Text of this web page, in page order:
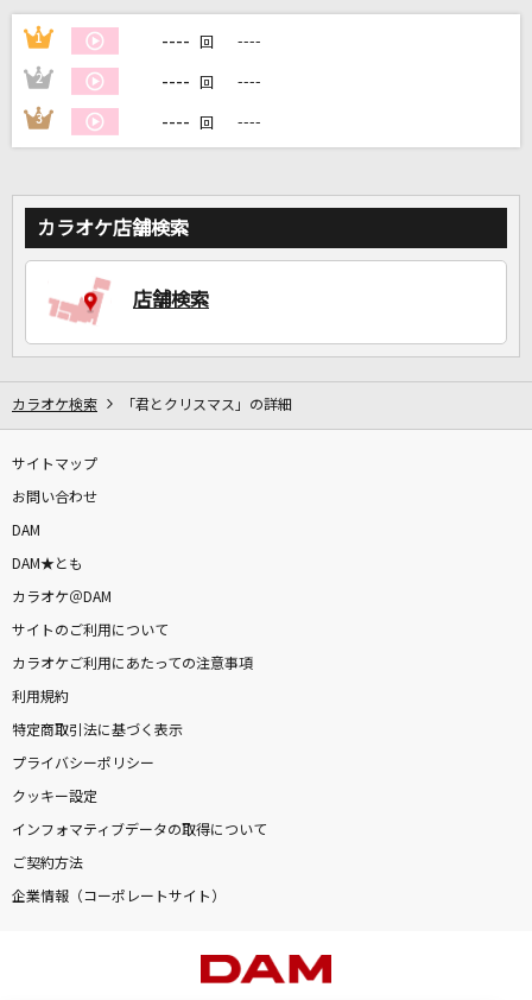
1 ---- 回 ----
2 ---- 回 ----
3 ---- 回 ----
カラオケ店舗検索
店舗検索
カラオケ検索 「君とクリスマス」の詳細
サイトマップ
お問い合わせ
DAM
DAM★とも
カラオケ＠DAM
サイトのご利用について
カラオケご利用にあたっての注意事項
利用規約
特定商取引法に基づく表示
プライバシーポリシー
クッキー設定
インフォマティブデータの取得について
ご契約方法
企業情報（コーポレートサイト）